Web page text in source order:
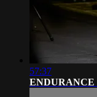
57:37
ENDURANCE